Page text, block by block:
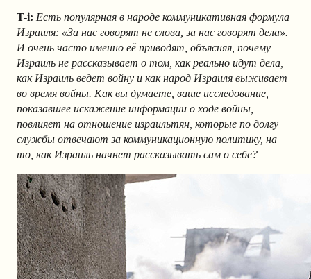
T-i: Есть популярная в народе коммуникативная формула
Израиля: «За нас говорят не слова, за нас говорят дела».
И очень часто именно её приводят, объясняя, почему
Израиль не рассказывает о том, как реально идут дела,
как Израиль ведет войну и как народ Израиля выживает
во время войны. Как вы думаете, ваше исследование,
показавшее искажение информации о ходе войны,
повлияет на отношение израильтян, которые по долгу
службы отвечают за коммуникационную политику, на
то, как Израиль начнет рассказывать сам о себе?